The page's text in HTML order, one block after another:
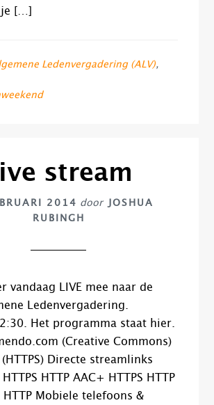
[…]
Ledenvergadering (ALV),
stream
2014 door
JOSHUA
RUBINGH
vandaag LIVE mee naar de
Ledenvergadering.
Het programma staat hier.
(Creative Commons)
Directe streamlinks
HTTP AAC+ HTTPS HTTP
HTTP Mobiele telefoons &